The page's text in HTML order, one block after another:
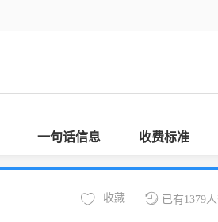
一句话信息 收费标准
已有1379
收藏